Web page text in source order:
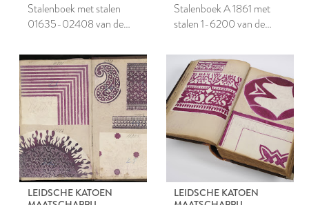
Stalenboek met stalen
01635-02408 van de
Maatschappij
Stalenboek A 1861 met
stalen 1-6200 van de
Maatschappij
LEIDSCHE KATOEN
LEIDSCHE KATOEN